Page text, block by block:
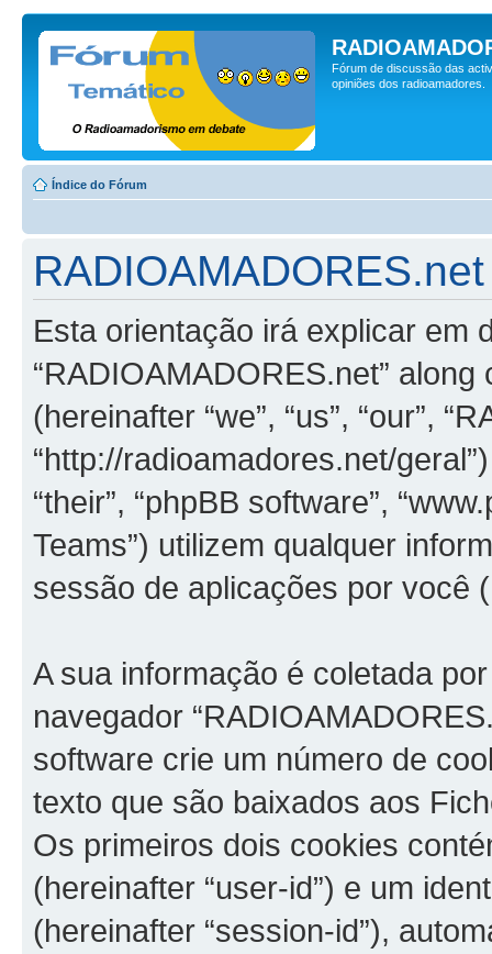
Fórum de discussão das
opiniões dos radioamadores.
Índice do Fórum
Esta orientação irá explicar em
“RADIOAMADORES.net”
(hereinafter “we”, “us”, “our”,
“http://radioamadores.net/
“their”, “phpBB software”,
Teams”) utilizem qualquer
sessão de aplicações por você
A sua informação é coletada
navegador
software crie um número de
texto que são baixados aos
Os primeiros dois cookies
(hereinafter “user-id”) e um
(hereinafter “session-id”),